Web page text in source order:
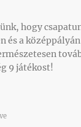
hogy
és a
9 játékost!